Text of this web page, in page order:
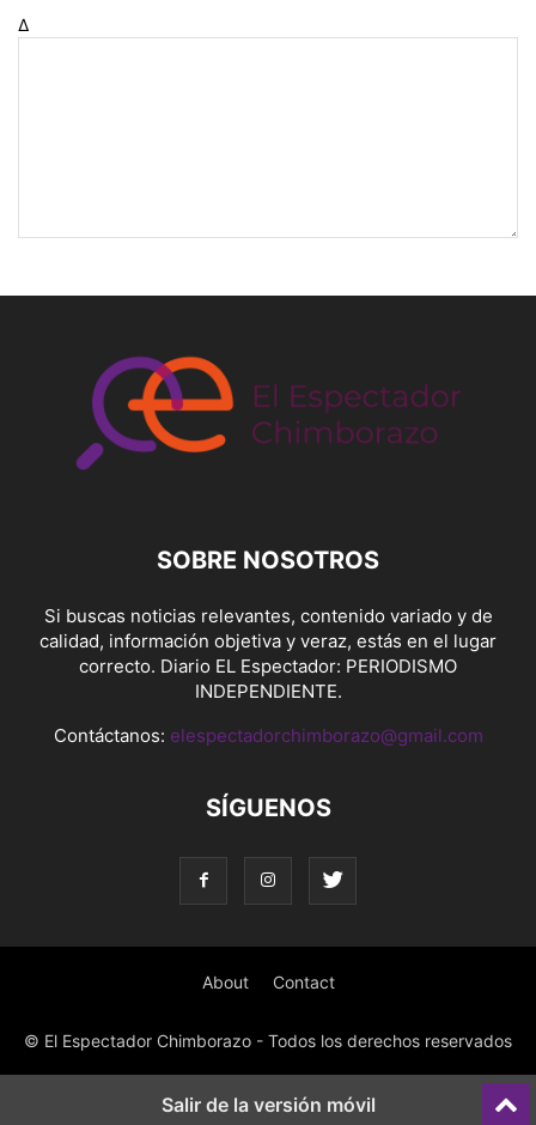
Δ
SOBRE NOSOTROS
Si buscas noticias relevantes, contenido variado y de
calidad, información objetiva y veraz, estás en el lugar
correcto. Diario EL Espectador: PERIODISMO
INDEPENDIENTE.
Contáctanos: elespectadorchimborazo@gmail.com
SÍGUENOS
About Contact
© El Espectador Chimborazo - Todos los derechos reservados
Salir de la versión móvil